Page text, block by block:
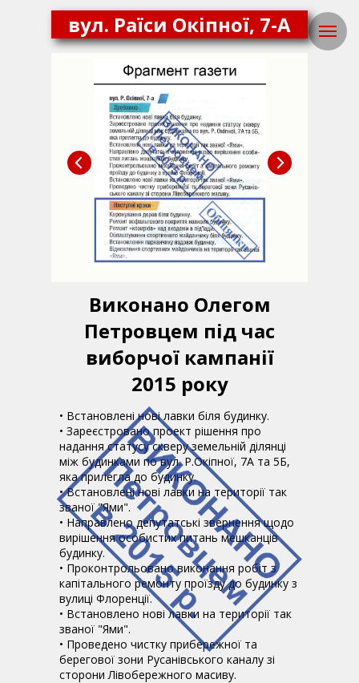
вул. Раїси Окіпної, 7-А
• Встановлені нові лавки біля будинку.
• Зареєстровано проект рішення про
надання статусу скверу земельній ділянці
між будинками по вул. Р.Окіпної, 7А та 5Б,
яка прилегла до будинку.
• Встановлені нові лавки на території так
званої "Ями".
• Направлено депутатські звернення щодо
вирішення особистих питань мешканців
будинку.
• Проконтрольовано виконання робіт з
капітального ремонту проїзду до будинку з
вулиці Флоренції.
• Встановлено нові лавки на території так
званої "Ями".
• Проведено чистку прибережної та
берегової зони Русанівського каналу зі
сторони Лівобережного масиву.
Виконано Олегом
Петровцем під час
виборчої кампанії
2015 року